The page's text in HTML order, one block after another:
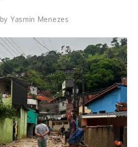
by Yasmin Menezes